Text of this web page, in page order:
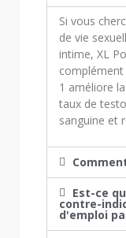
Si vous
de vie
intime, XL
1 améliore
taux de
sanguine et
Est-ce
contre-
d'emploi